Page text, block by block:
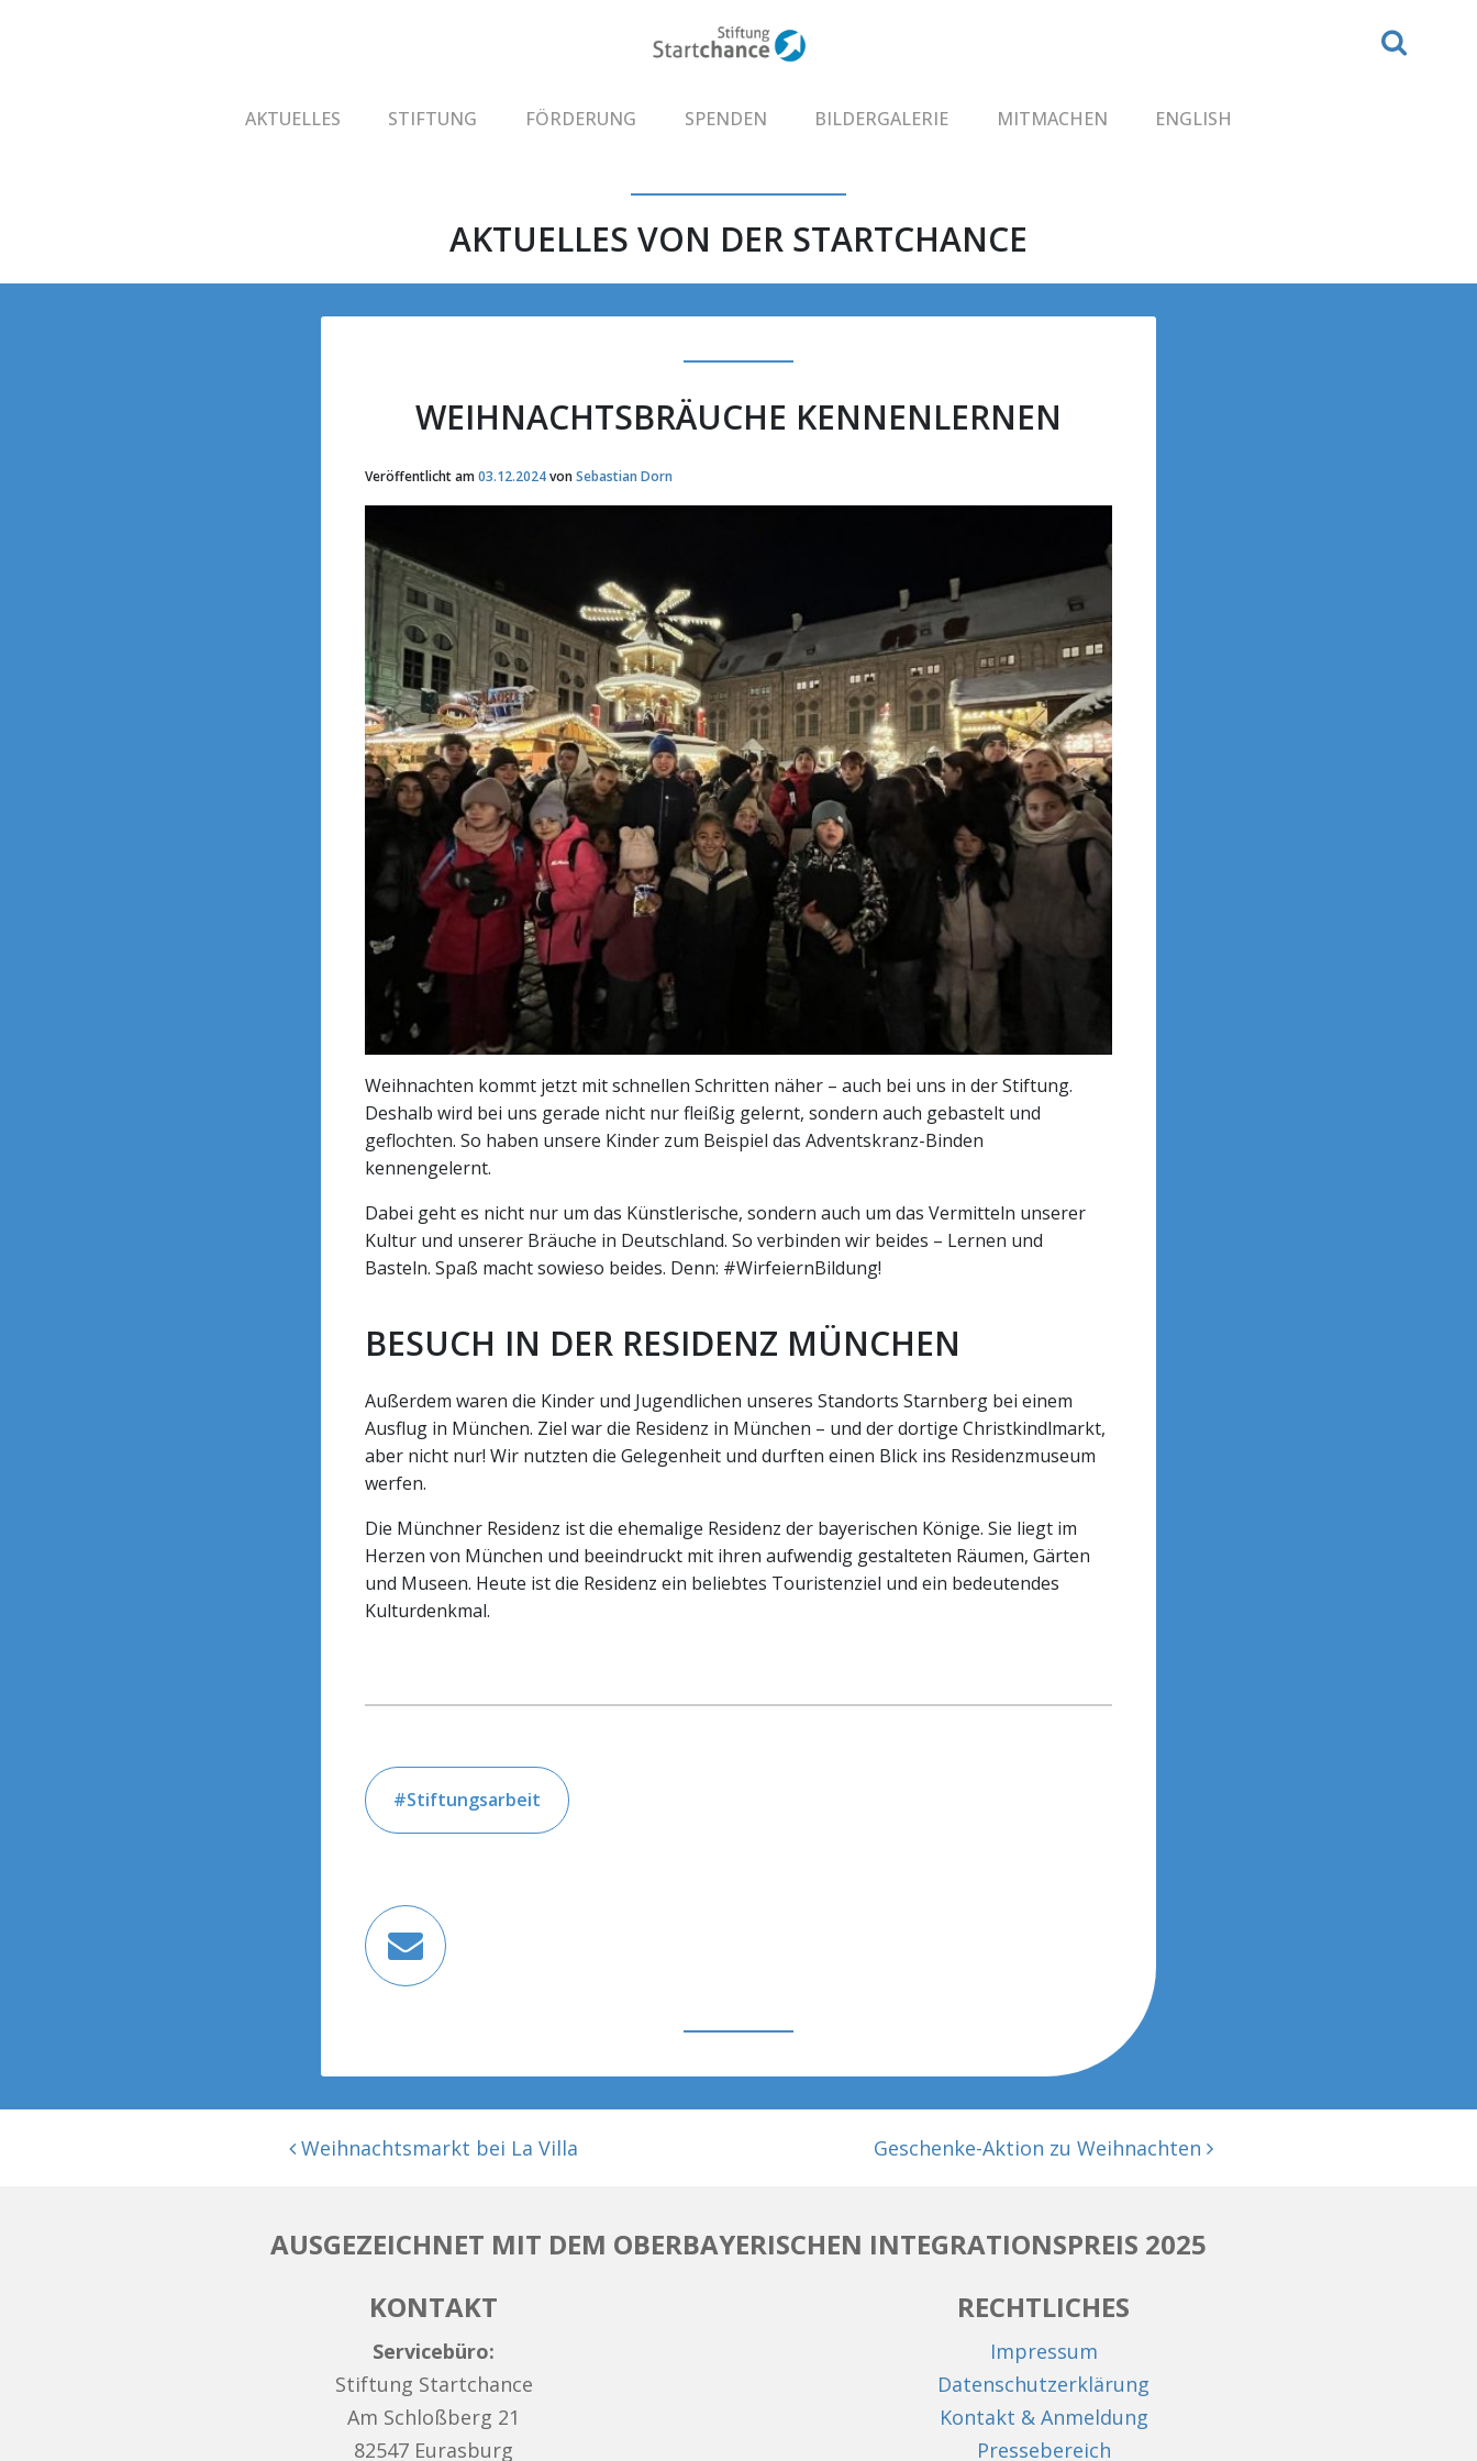
AKTUELLES STIFTUNG FÖRDERUNG SPENDEN BILDERGALERIE MITMACHEN ENGLISH
AKTUELLES VON DER STARTCHANCE
WEIHNACHTSBRÄUCHE KENNENLERNEN
Veröffentlicht am03.12.2024vonSebastian Dorn
Weihnachten kommt jetzt mit schnellen Schritten näher – auch bei uns in der Stiftung.
Deshalb wird bei uns gerade nicht nur fleißig gelernt, sondern auch gebastelt und
geflochten. So haben unsere Kinder zum Beispiel das Adventskranz-Binden
kennengelernt.
Dabei geht es nicht nur um das Künstlerische, sondern auch um das Vermitteln unserer
Kultur und unserer Bräuche in Deutschland. So verbinden wir beides – Lernen und
Basteln. Spaß macht sowieso beides. Denn: #WirfeiernBildung!
BESUCH IN DER RESIDENZ MÜNCHEN
Außerdem waren die Kinder und Jugendlichen unseres Standorts Starnberg bei einem
Ausflug in München. Ziel war die Residenz in München – und der dortige Christkindlmarkt,
aber nicht nur! Wir nutzten die Gelegenheit und durften einen Blick ins Residenzmuseum
werfen.
Die Münchner Residenz ist die ehemalige Residenz der bayerischen Könige. Sie liegt im
Herzen von München und beeindruckt mit ihren aufwendig gestalteten Räumen, Gärten
und Museen. Heute ist die Residenz ein beliebtes Touristenziel und ein bedeutendes
Kulturdenkmal.
Stiftungsarbeit
BEITRAGSNAVIGATION
Weihnachtsmarkt bei La Villa Geschenke-Aktion zu Weihnachten
AUSGEZEICHNET MIT DEM OBERBAYERISCHEN INTEGRATIONSPREIS 2025
KONTAKT
Servicebüro:
Stiftung Startchance
Am Schloßberg 21
82547 Eurasburg
RECHTLICHES
Impressum
Datenschutzerklärung
Kontakt & Anmeldung
Pressebereich